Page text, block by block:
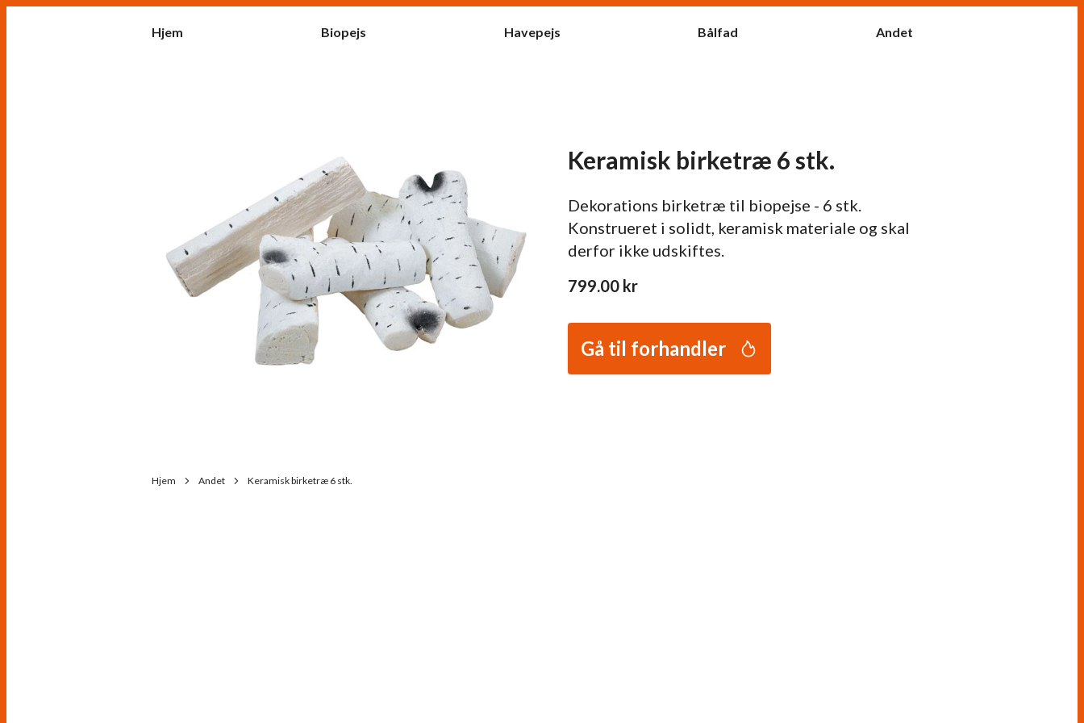
Hjem Biopejs Havepejs Bålfad Andet
Keramisk birketræ 6 stk.
Dekorations birketræ til biopejse - 6 stk.
Konstrueret i solidt, keramisk materiale og skal
derfor ikke udskiftes.
799.00 kr
Gå til forhandler
Hjem Andet Keramisk birketræ 6 stk.